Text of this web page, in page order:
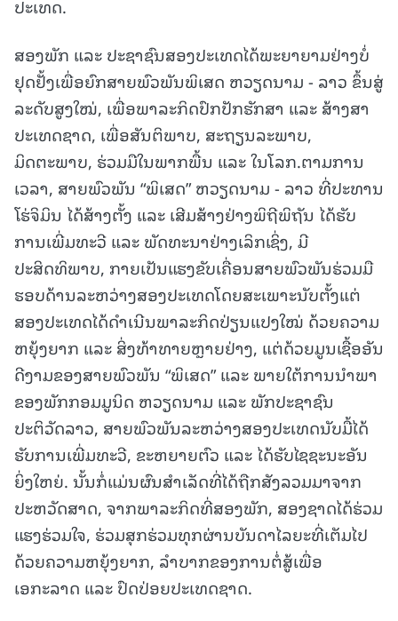
ປະເທດ.
ສອງພັກ ແລະ ປະຊາຊົນສອງປະເທດໄດ້ພະຍາຍາມຢ່າງບໍ່
ຢຸດຢັ້ງເພື່ອຍົກສາຍພົວພັນພິເສດ ຫວຽດນາມ - ລາວ ຂຶ້ນສູ່
ລະດັບສູງໃໝ່, ເພື່ອພາລະກິດປົກປັກຮັກສາ ແລະ ສ້າງສາ
ປະເທດຊາດ, ເພື່ອສັນຕິພາບ, ສະຖຽນລະພາບ,
ມິດຕະພາບ, ຮ່ວມມືໃນພາກພື້ນ ແລະ ໃນໂລກ.ຕາມການ
ເວລາ, ສາຍພົວພັນ “ພິເສດ” ຫວຽດນາມ - ລາວ ທີ່ປະທານ
ໂຮ່ຈິມິນ ໄດ້ສ້າງຕັ້ງ ແລະ ເສີມສ້າງຢ່າງພິຖີພິຖັນ ໄດ້ຮັບ
ການເພີ່ມທະວີ ແລະ ພັດທະນາຢ່າງເລິກເຊິ່ງ, ມີ
ປະສິດທິພາບ, ກາຍເປັນແຮງຂັບເຄື່ອນສາຍພົວພັນຮ່ວມມື
ຮອບດ້ານລະຫວ່າງສອງປະເທດໂດຍສະເພາະນັບຕັ້ງແຕ່
ສອງປະເທດໄດ້ດໍາເນີນພາລະກິດປ່ຽນແປງໃໝ່ ດ້ວຍຄວາມ
ຫຍຸ້ງຍາກ ແລະ ສິ່ງທ້າທາຍຫຼາຍຢ່າງ, ແຕ່ດ້ວຍມູນເຊື້ອອັນ
ດີງາມຂອງສາຍພົວພັນ “ພິເສດ” ແລະ ພາຍໃຕ້ການນໍາພາ
ຂອງພັກກອມມູນິດ ຫວຽດນາມ ແລະ ພັກປະຊາຊົນ
ປະຕິວັດລາວ, ສາຍພົວພັນລະຫວ່າງສອງປະເທດນັບມື້ໄດ້
ຮັບການເພີ່ມທະວີ, ຂະຫຍາຍຕົວ ແລະ ໄດ້ຮັບໄຊຊະນະອັນ
ຍິ່ງໃຫຍ່. ນັ້ນກໍ່ແມ່ນຜົນສໍາເລັດທີ່ໄດ້ຖືກສັງລວມມາຈາກ
ປະຫວັດສາດ, ຈາກພາລະກິດທີ່ສອງພັກ, ສອງຊາດໄດ້ຮ່ວມ
ແຮງຮ່ວມໃຈ, ຮ່ວມສຸກຮ່ວມທຸກຜ່ານບັນດາໄລຍະທີ່ເຕັມໄປ
ດ້ວຍຄວາມຫຍຸ້ງຍາກ, ລໍາບາກຂອງການຕໍ່ສູ້ເພື່ອ
ເອກະລາດ ແລະ ປົດປ່ອຍປະເທດຊາດ.